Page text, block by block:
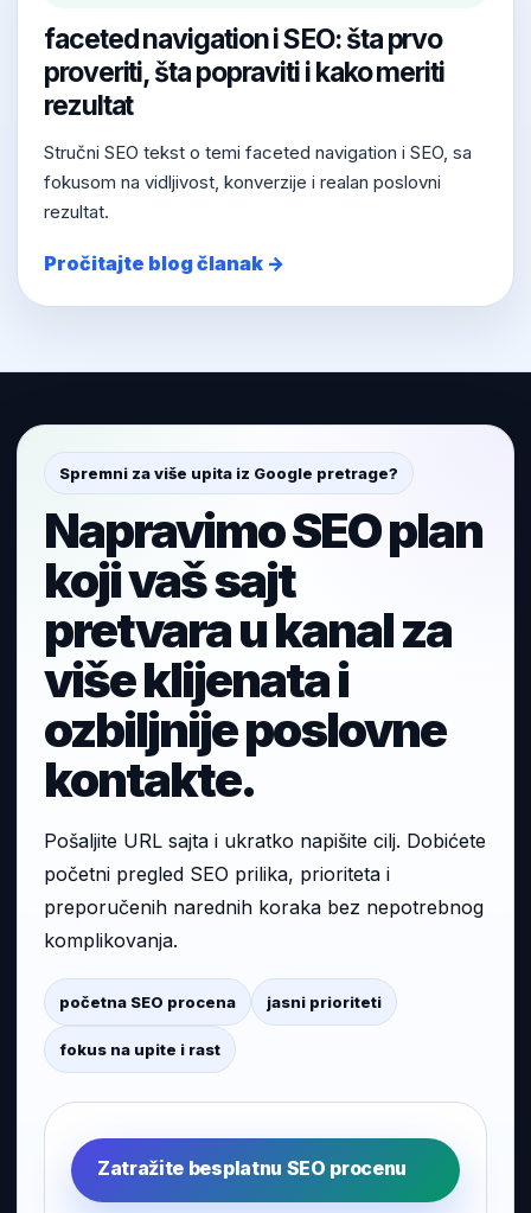
faceted navigation i SEO: šta prvo
proveriti, šta popraviti i kako meriti
rezultat
Stručni SEO tekst o temi faceted navigation i SEO, sa
fokusom na vidljivost, konverzije i realan poslovni
rezultat.
Pročitajte blog članak →
Spremni za više upita iz Google pretrage?
Napravimo SEO plan
koji vaš sajt
pretvara u kanal za
više klijenata i
ozbiljnije poslovne
kontakte.
Pošaljite URL sajta i ukratko napišite cilj. Dobićete
početni pregled SEO prilika, prioriteta i
preporučenih narednih koraka bez nepotrebnog
komplikovanja.
početna SEO procena jasni prioriteti
fokus na upite i rast
Zatražite besplatnu SEO procenu